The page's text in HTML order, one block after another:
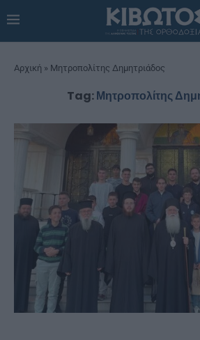
Αρχική » Μητροπολίτης Δημητριάδος
Tag:Μητροπολίτης